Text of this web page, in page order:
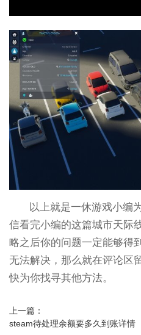
以上就是一休游戏小编
信看完小编的这篇城市天际
略之后你的问题一定能够得
无法解决，那么就在评论区
快为你找寻其他方法。
上一篇：
steam待处理余额要多久到账详情